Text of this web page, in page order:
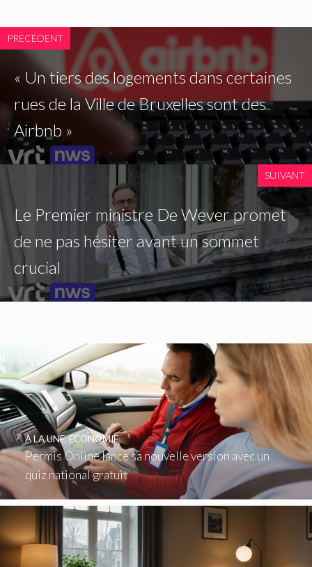
PRECEDENT
« Un tiers des logements dans certaines
rues de la Ville de Bruxelles sont des
Airbnb »
SUIVANT
Le Premier ministre De Wever promet
de ne pas hésiter avant un sommet
crucial
Permis Online lance sa nouvelle version avec un
quiz national gratuit
À LA UNE,ECONOMIE